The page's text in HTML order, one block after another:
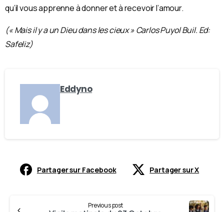
qu’il vous apprenne à donner et à recevoir l’amour.
(« Mais il y a un Dieu dans les cieux » Carlos Puyol Buil. Ed:
Safeliz)
Eddyno
Partager sur Facebook Partager sur X
Previous post